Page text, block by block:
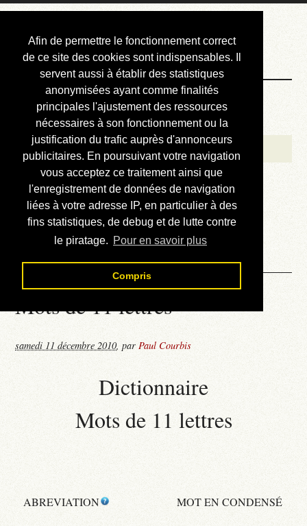
Afin de permettre le fonctionnement correct
de ce site des cookies sont indispensables. Il
servent aussi à établir des statistiques
anonymisées ayant comme finalités
principales l'ajustement des ressources
nécessaires à son fonctionnement ou la
justification du trafic auprès d'annonceurs
publicitaires. En poursuivant votre navigation
vous acceptez ce traitement ainsi que
l'enregistrement de données de navigation
liées à votre adresse IP, en particulier à des
fins statistiques, de debug et de lutte contre
le piratage. Pour en savoir plus
Compris
Courbis, « LE »
Blog Officiel
Bienvenue
Réalisations
Divers (et d’été)
Annonces
Liens externes
Téléchargement
Contact
Mots de 11 lettres
samedi 11 décembre 2010,parPaul Courbis
Dictionnaire
Mots de 11 lettres
ABREVIATION MOT EN CONDENSÉ